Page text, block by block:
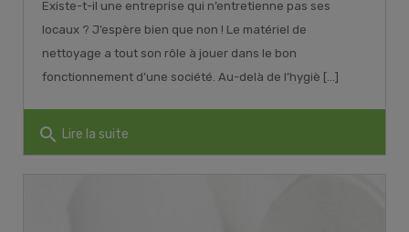
Existe-t-il une entreprise qui n’entretienne pas ses
locaux ? J’espère bien que non ! Le matériel de
nettoyage a tout son rôle à jouer dans le bon
fonctionnement d’une société. Au-delà de l’hygiè [...]
search Lire la suite